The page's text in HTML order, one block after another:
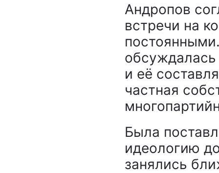
Андропов
встречи на
и её
частная
Была
идеологию
занялись